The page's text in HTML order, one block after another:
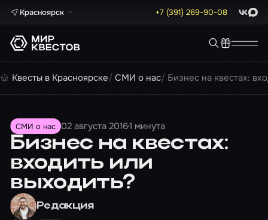
Красноярск +7 (391) 269-90-08 Max
Квесты в Красноярске СМИ о нас Бизнес на квестах:
СМИ о нас 02 августа 20161 минута
Бизнес на квестах:
входить или
выходить?
Редакция